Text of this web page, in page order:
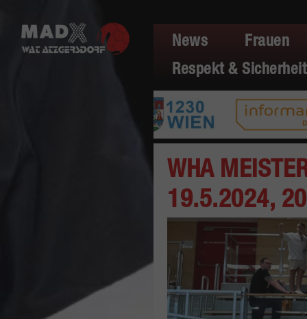
News Frauen
Respekt & Sicherheit
WHA
19.5.2024,